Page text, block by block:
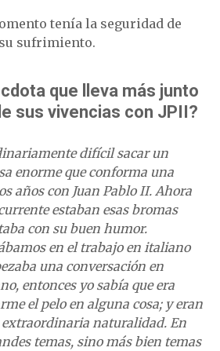
tenía la seguridad de
sufrimiento.
que lleva más junto
sus vivencias con JPII?
difícil sacar un
enorme que conforma una
años con Juan Pablo II. Ahora
estaban esas bromas
con su buen humor.
en el trabajo en italiano
una conversación en
entonces yo sabía que era
el pelo en alguna cosa; y eran
extraordinaria naturalidad. En
temas, sino más bien temas